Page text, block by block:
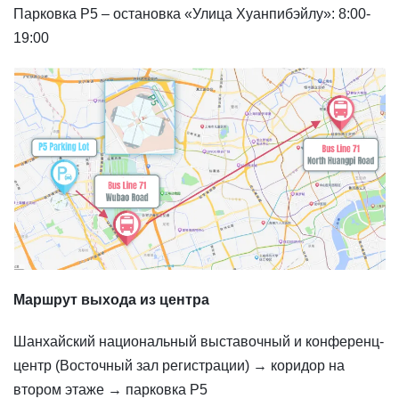
Парковка P5 – остановка «Улица Хуанпибэйлу»: 8:00-
19:00
Маршрут выхода из центра
Шанхайский национальный выставочный и конференц-
центр (Восточный зал регистрации) → коридор на
втором этаже → парковка P5